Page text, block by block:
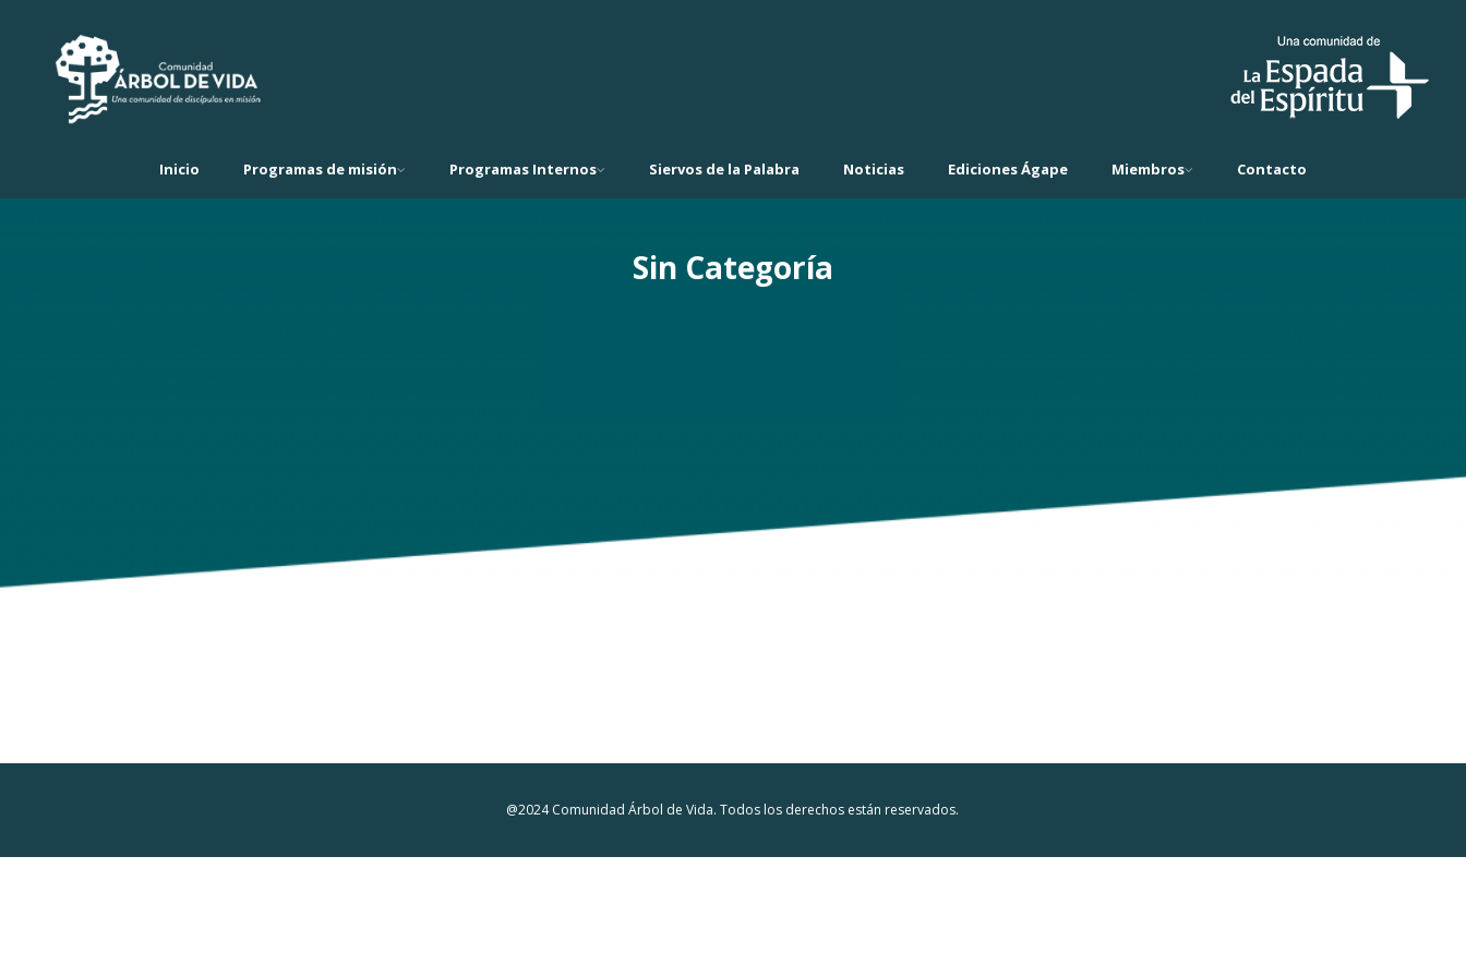
Inicio Programas de misión Programas Internos Siervos de la Palabra Noticias Ediciones Ágape Miembros Contacto
Sin Categoría
@2024 Comunidad Árbol de Vida. Todos los derechos están reservados.